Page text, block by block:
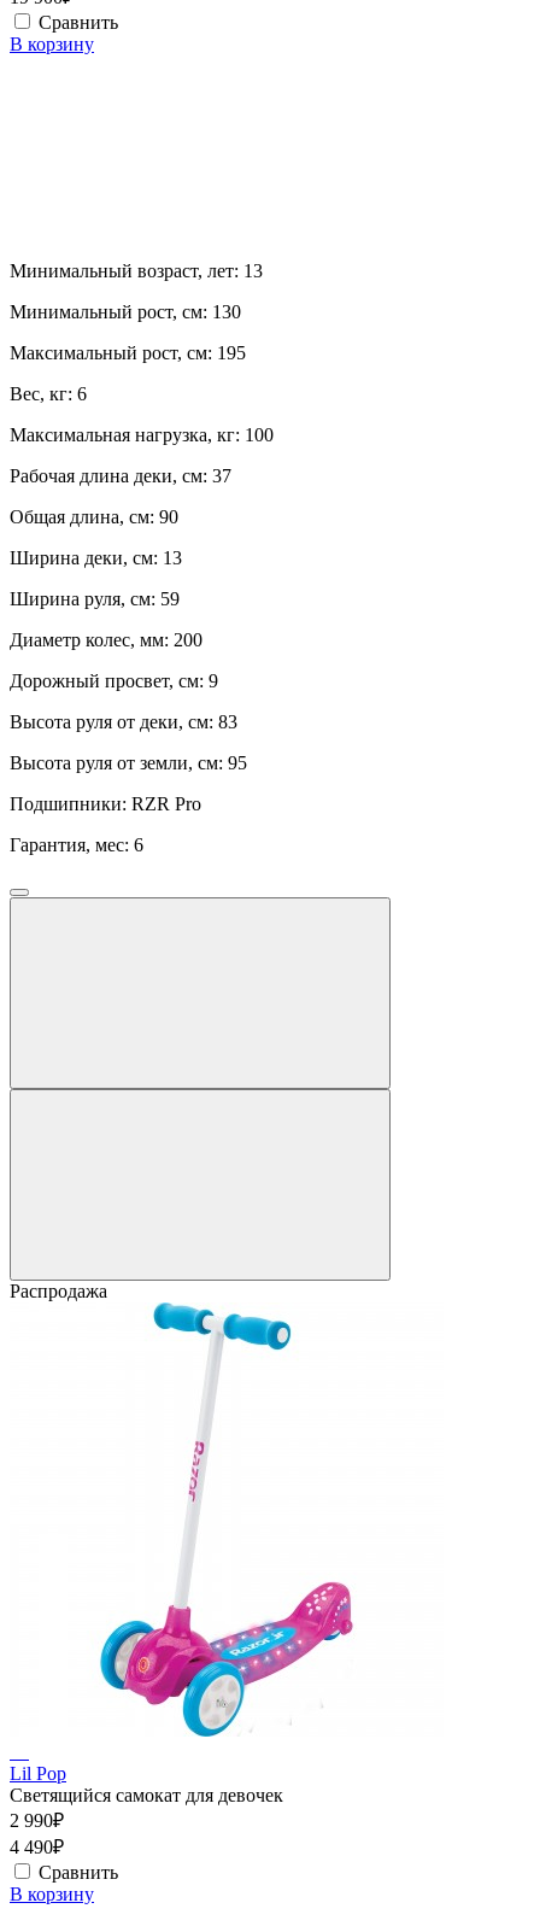
Сравнить
В корзину
Минимальный возраст, лет: 13
Минимальный рост, см: 130
Максимальный рост, см: 195
Вес, кг: 6
Максимальная нагрузка, кг: 100
Рабочая длина деки, см: 37
Общая длина, см: 90
Ширина деки, см: 13
Ширина руля, см: 59
Диаметр колес, мм: 200
Дорожный просвет, см: 9
Высота руля от деки, см: 83
Высота руля от земли, см: 95
Подшипники: RZR Pro
Гарантия, мес: 6
Распродажа
Lil Pop
Светящийся самокат для девочек
2 990₽
4 490₽
Сравнить
В корзину